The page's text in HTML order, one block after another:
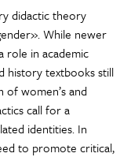
didactic theory
While newer
role in academic
history textbooks still
women’s and
call for a
identities. In
to promote critical,